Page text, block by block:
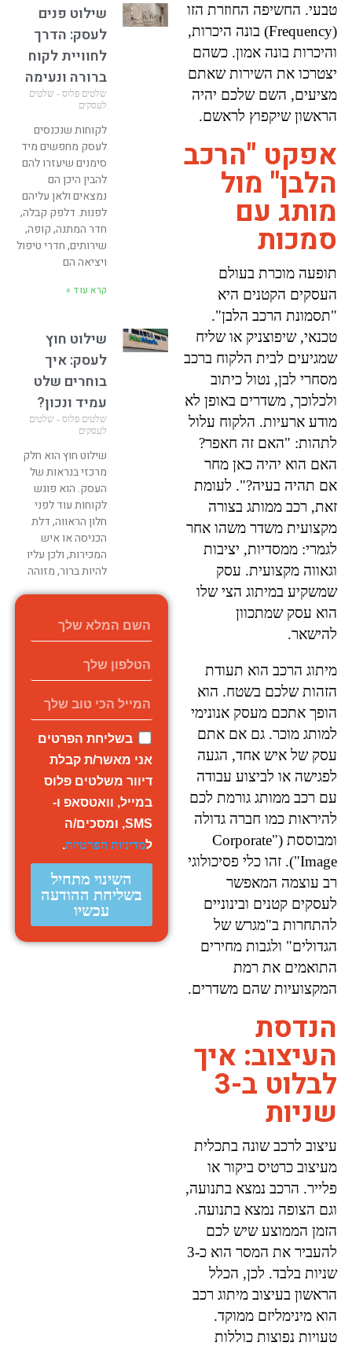
טבעי. החשיפה החוזרת הזו
(Frequency) בונה היכרות,
והיכרות בונה אמון. כשהם
יצטרכו את השירות שאתם
מציעים, השם שלכם יהיה
הראשון שיקפוץ לראשם.
אפקט "הרכב
הלבן" מול
מותג עם
סמכות
תופעה מוכרת בעולם
העסקים הקטנים היא
"תסמונת הרכב הלבן".
טכנאי, שיפוצניק או שליח
שמגיעים לבית הלקוח ברכב
מסחרי לבן, נטול כיתוב
ולכלוכך, משדרים באופן לא
מודע ארעיות. הלקוח עלול
לתהות: "האם זה חאפר?
האם הוא יהיה כאן מחר
אם תהיה בעיה?". לעומת
זאת, רכב ממותג בצורה
מקצועית משדר משהו אחר
לגמרי: ממסדיות, יציבות
וגאווה מקצועית. עסק
שמשקיע במיתוג הצי שלו
הוא עסק שמתכוון
להישאר.
מיתוג הרכב הוא תעודת
הזהות שלכם בשטח. הוא
הופך אתכם מעסק אנונימי
למותג מוכר. גם אם אתם
עסק של איש אחד, הגעה
לפגישה או לביצוע עבודה
עם רכב ממותג גורמת לכם
להיראות כמו חברה גדולה
ומבוססת ("Corporate
Image"). זהו כלי פסיכולוגי
רב עוצמה המאפשר
לעסקים קטנים ובינוניים
להתחרות ב"מגרש של
הגדולים" ולגבות מחירים
התואמים את רמת
המקצועיות שהם משדרים.
הנדסת
העיצוב: איך
לבלוט ב-3
שניות
עיצוב לרכב שונה בתכלית
מעיצוב כרטיס ביקור או
פלייר. הרכב נמצא בתנועה,
וגם הצופה נמצא בתנועה.
הזמן הממוצע שיש לכם
להעביר את המסר הוא כ-3
שניות בלבד. לכן, הכלל
הראשון בעיצוב מיתוג רכב
הוא מינימליזם ממוקד.
טעויות נפוצות כוללות
שילוט פנים
לעסק: הדרך
לחוויית לקוח
ברורה ונעימה
שלטים פלוס - שלטים
לעסקים
לקוחות שנכנסים
לעסק מחפשים מיד
סימנים שיעזרו להם
להבין היכן הם
נמצאים ולאן עליהם
לפנות. דלפק קבלה,
חדר המתנה, קופה,
שירותים, חדרי טיפול
ויציאה הם
קרא עוד »
שילוט חוץ
לעסק: איך
בוחרים שלט
עמיד ונכון?
שלטים פלוס - שלטים
לעסקים
שילוט חוץ הוא חלק
מרכזי בנראות של
העסק. הוא פוגש
לקוחות עוד לפני
חלון הראווה, דלת
הכניסה או איש
המכירות, ולכן עליו
להיות ברור, מזוהה
בשליחת הפרטים
אני מאשר/ת קבלת
דיוור משלטים פלוס
במייל, וואטסאפ ו-
SMS, ומסכים/ה
למדיניות הפרטיות.
השינוי מתחיל
בשליחת ההודעה
עכשיו